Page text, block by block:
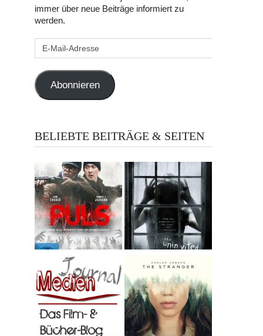
immer über neue Beiträge informiert zu
werden.
E-
Abonnieren
BELIEBTE BEITRÄGE & SEITEN